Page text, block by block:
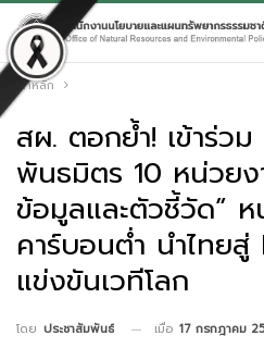
หน้าหลัก
สผ. ตอกย้ำ! เข้าร่ว
พันธมิตร 10 หน่วย
ข้อมูลและตัวชี้วัด”
คาร์บอนต่ำ นำไทย
แข่งขันเวทีโลก
โดย ประชาสัมพันธ์ เมื่อ 17 กรกฎาคม